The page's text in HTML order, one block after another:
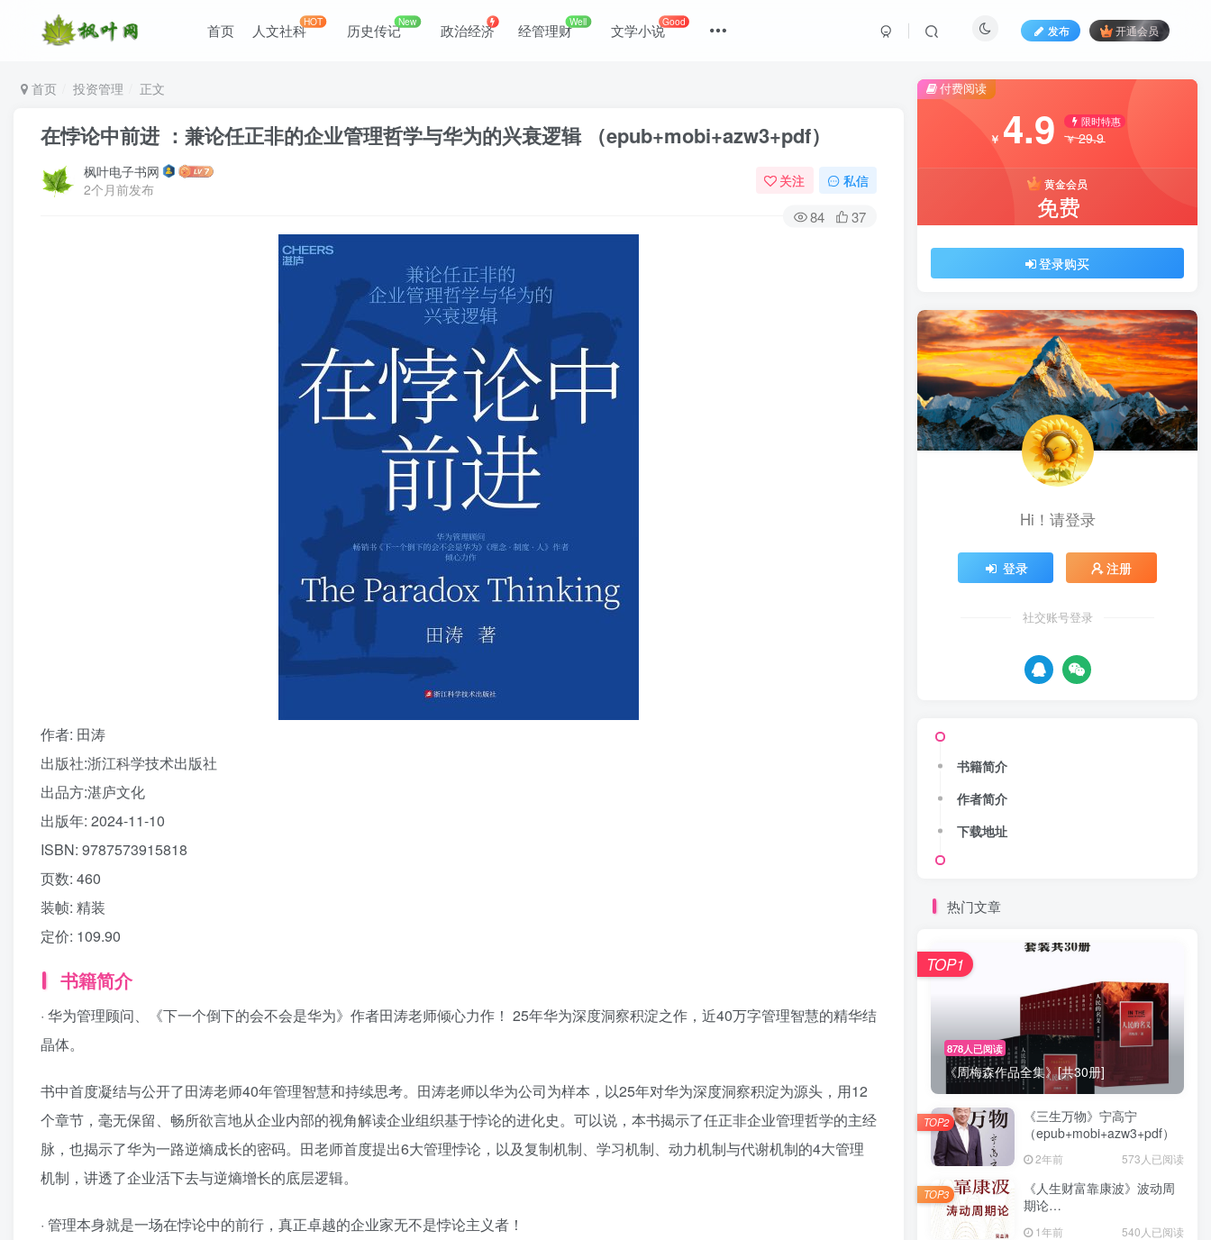
首页 人文社科HOT 历史传记New 政治经济 经管理财Well 文学小说Good
发布 开通会员
首页 投资管理 正文
在悖论中前进 ：兼论任正非的企业管理哲学与华为的兴衰逻辑 （epub+mobi+azw3+pdf）
枫叶电子书网
2个月前发布
关注 私信
84 37
作者: 田涛
出版社:浙江科学技术出版社
出品方:湛庐文化
出版年: 2024-11-10
ISBN: 9787573915818
页数: 460
装帧: 精装
定价: 109.90
书籍简介
· 华为管理顾问、《下一个倒下的会不会是华为》作者田涛老师倾心力作！ 25年华为深度洞察积淀之作，近40万字管理智慧的精华结
晶体。
书中首度凝结与公开了田涛老师40年管理智慧和持续思考。田涛老师以华为公司为样本，以25年对华为深度洞察积淀为源头，用12
个章节，毫无保留、畅所欲言地从企业内部的视角解读企业组织基于悖论的进化史。可以说，本书揭示了任正非企业管理哲学的主经
脉，也揭示了华为一路逆熵成长的密码。田老师首度提出6大管理悖论，以及复制机制、学习机制、动力机制与代谢机制的4大管理
机制，讲透了企业活下去与逆熵增长的底层逻辑。
· 管理本身就是一场在悖论中的前行，真正卓越的企业家无不是悖论主义者！
付费阅读
￥ 4.9 限时特惠
￥29.9
黄金会员
免费
登录购买
Hi！请登录
登录 注册
社交账号登录
书籍简介
作者简介
下载地址
热门文章
878人已阅读
《周梅森作品全集》[共30册]
TOP1
《三生万物》宁高宁
（epub+mobi+azw3+pdf）
2年前 573人已阅读
TOP2
《人生财富靠康波》波动周
期论
1年前 540人已阅读
TOP3
登录
没有账号？立即注册
用户名/手机号/邮箱
登录密码
记住登录
社交账号登录